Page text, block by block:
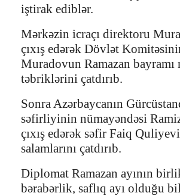
iştirak ediblər.
Mərkəzin icraçı direktoru
çıxış edərək Dövlət
Muradovun Ramazan bayramı
təbriklərini çatdırıb.
Sonra Azərbaycanın
səfirliyinin nümayəndəsi
çıxış edərək səfir Faiq
salamlarını çatdırıb.
Diplomat Ramazan ayının
bərabərlik, saflıq ayı olduğu